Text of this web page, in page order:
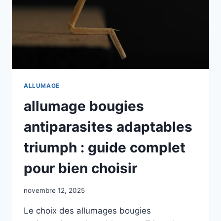
ALLUMAGE
allumage bougies
antiparasites adaptables
triumph : guide complet
pour bien choisir
novembre 12, 2025
Le choix des allumages bougies